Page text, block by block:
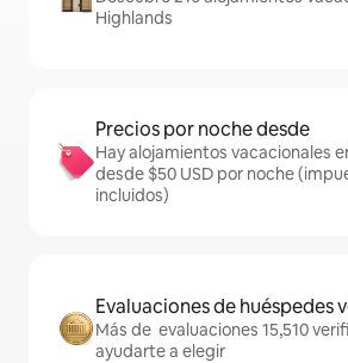
Highlands
Precios por noche desde
Hay alojamientos vacacionales
desde $50 USD por noche
incluidos)
Evaluaciones de huéspedes
Más de evaluaciones 15,510
ayudarte a elegir